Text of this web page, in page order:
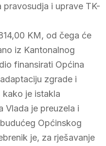
pravosudja i uprave TK-
KM, od čega će
iz Kantonalnog
finansirati Općina
zgrade i
kako je istakla
Vlada je preuzela i
Općinskog
je, za rješavanje